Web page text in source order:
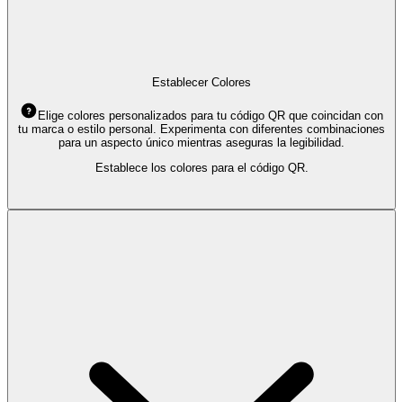
Establecer Colores
Elige colores personalizados para tu código QR que coincidan con
tu marca o estilo personal. Experimenta con diferentes combinaciones
para un aspecto único mientras aseguras la legibilidad.
Establece los colores para el código QR.